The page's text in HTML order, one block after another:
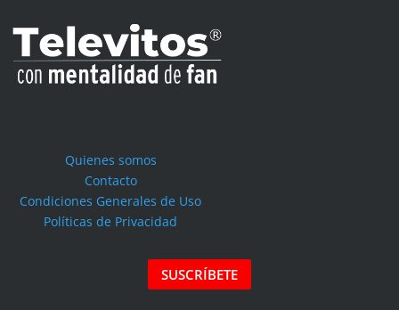
Quienes somos
Contacto
Condiciones Generales de Uso
Políticas de Privacidad
SUSCRÍBETE